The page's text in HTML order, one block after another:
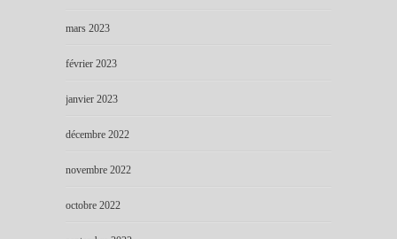
mars 2023
février 2023
janvier 2023
décembre 2022
novembre 2022
octobre 2022